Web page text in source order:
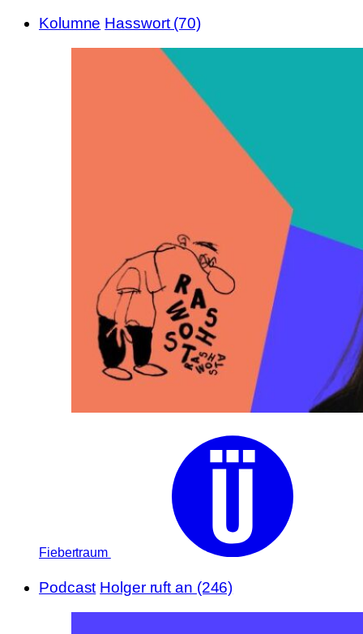
Kolumne Hasswort (70)
Fiebertraum
Podcast Holger ruft an (246)